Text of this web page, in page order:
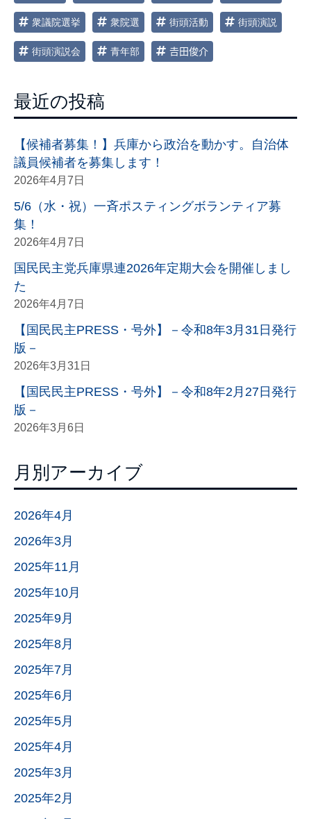
衆議院選挙 衆院選 街頭活動 街頭演説
街頭演説会 青年部 𠮷田俊介
最近の投稿
【候補者募集！】兵庫から政治を動かす。自治体
議員候補者を募集します！
2026年4月7日
5/6（水・祝）一斉ポスティングボランティア募
集！
2026年4月7日
国民民主党兵庫県連2026年定期大会を開催しまし
た
2026年4月7日
【国民民主PRESS・号外】－令和8年3月31日発行
版－
2026年3月31日
【国民民主PRESS・号外】－令和8年2月27日発行
版－
2026年3月6日
月別アーカイブ
2026年4月
2026年3月
2025年11月
2025年10月
2025年9月
2025年8月
2025年7月
2025年6月
2025年5月
2025年4月
2025年3月
2025年2月